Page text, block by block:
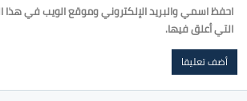
احفظ اسمي والبريد الإلكتروني وموقع الويب في هذا
التي أعلق فيها.